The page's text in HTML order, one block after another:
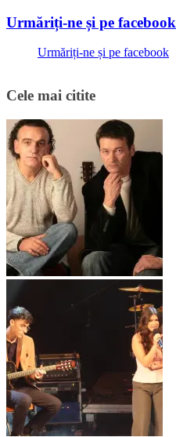
Urmăriți-ne și pe facebook
Urmăriți-ne și pe facebook
Cele mai citite